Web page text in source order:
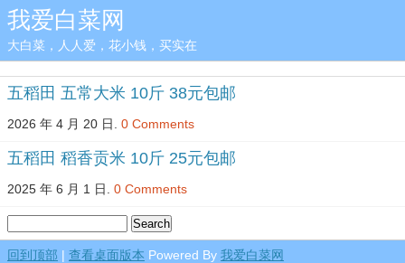
我爱白菜网
大白菜，人人爱，花小钱，买实在
五稻田 五常大米 10斤 38元包邮
2026 年 4 月 20 日. 0 Comments
五稻田 稻香贡米 10斤 25元包邮
2025 年 6 月 1 日. 0 Comments
回到顶部 | 查看桌面版本 Powered By 我爱白菜网